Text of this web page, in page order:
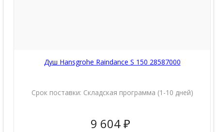
Душ Hansgrohe Raindance S 150 28587000
Срок поставки: Складская программа (1-10 дней)
9 604 ₽